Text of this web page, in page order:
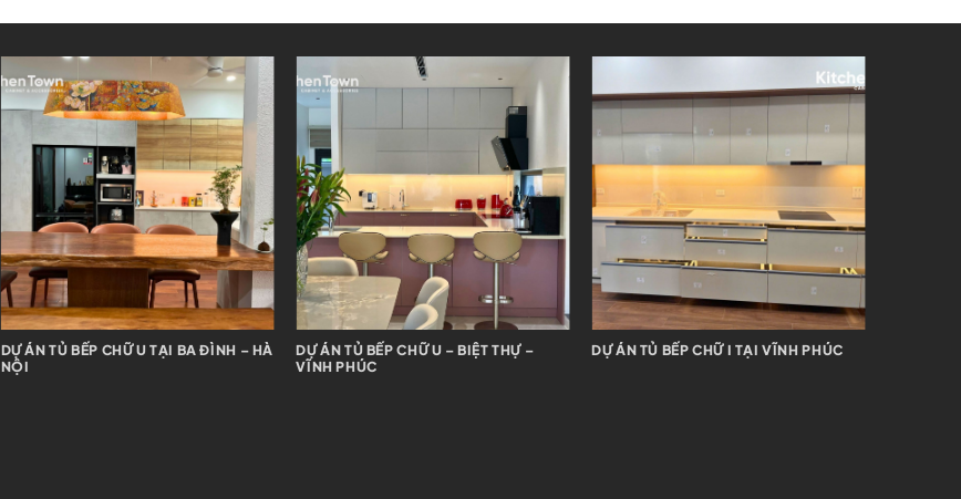
DỰ ÁN TỦ BẾP CHỮ I TẠI ĐÔNG ANH –
HÀ NỘI
DỰ ÁN TỦ BẾP CHỮ I + BẢN ĐẢO – TÂY
HỒ TÂY
DỰ ÁN TỦ BẾP CHỮ I + BẢN ĐẢO –